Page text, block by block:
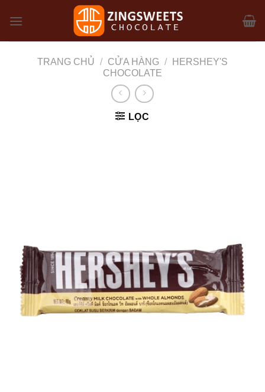
TRANG CHỦ / CỬA HÀNG /
HERSHEY'S
CHOCOLATE
LỌC